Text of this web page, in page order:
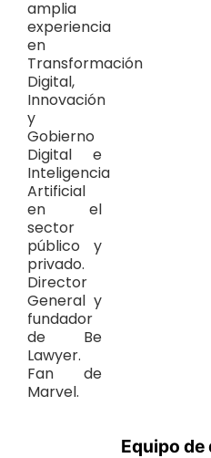
amplia
experiencia
en
Transformación
Digital,
Innovación
y
Gobierno
Digital e
Inteligencia
Artificial
en el
sector
público y
privado.
Director
General y
fundador
de Be
Lawyer.
Fan de
Marvel.
Equipo